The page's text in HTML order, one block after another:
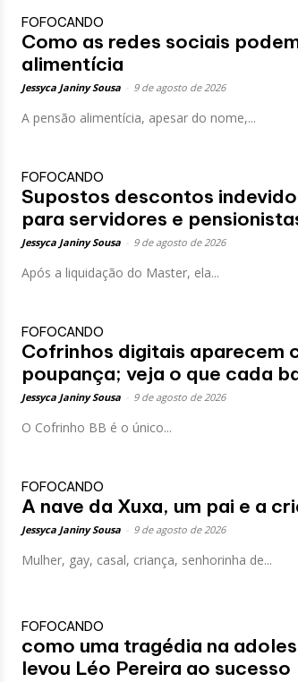
FOFOCANDO
Como as redes sociais
alimentícia
Jessyca Janiny Sousa 9 de agosto de 2026
A pensão alimentícia, apesar do nome,...
FOFOCANDO
Supostos descontos
para servidores e
Jessyca Janiny Sousa 9 de agosto de 2026
Após a liquidação do Master, ela...
FOFOCANDO
Cofrinhos digitais aparecem
poupança; veja o que cada
Jessyca Janiny Sousa 9 de agosto de 2026
O Cofrinho BB é o único...
FOFOCANDO
A nave da Xuxa, um pai e a
Jessyca Janiny Sousa 9 de agosto de 2026
Mulher, gay, casal, criança, senhorinha de...
FOFOCANDO
como uma tragédia na
levou Léo Pereira ao sucesso